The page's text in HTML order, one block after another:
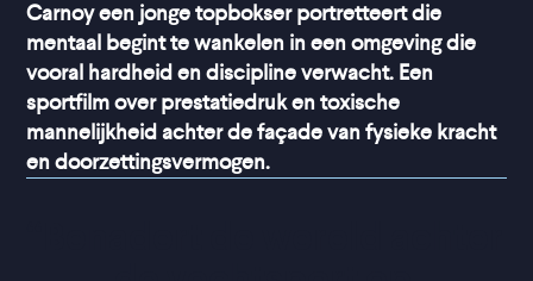
Carnoy een jonge topbokser portretteert die
mentaal begint te wankelen in een omgeving die
vooral hardheid en discipline verwacht. Een
sportfilm over prestatiedruk en toxische
mannelijkheid achter de façade van fysieke kracht
en doorzettingsvermogen.